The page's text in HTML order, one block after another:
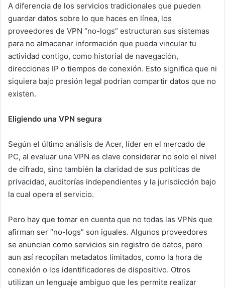
A diferencia de los servicios tradicionales que pueden
guardar datos sobre lo que haces en línea, los
proveedores de VPN “no-logs” estructuran sus sistemas
para no almacenar información que pueda vincular tu
actividad contigo, como historial de navegación,
direcciones IP o tiempos de conexión. Esto significa que ni
siquiera bajo presión legal podrían compartir datos que no
existen.
Eligiendo una VPN segura
Según el último análisis de Acer, líder en el mercado de
PC, al evaluar una VPN es clave considerar no solo el nivel
de cifrado, sino también la claridad de sus políticas de
privacidad, auditorías independientes y la jurisdicción bajo
la cual opera el servicio.
Pero hay que tomar en cuenta que no todas las VPNs que
afirman ser “no-logs” son iguales. Algunos proveedores
se anuncian como servicios sin registro de datos, pero
aun así recopilan metadatos limitados, como la hora de
conexión o los identificadores de dispositivo. Otros
utilizan un lenguaje ambiguo que les permite realizar